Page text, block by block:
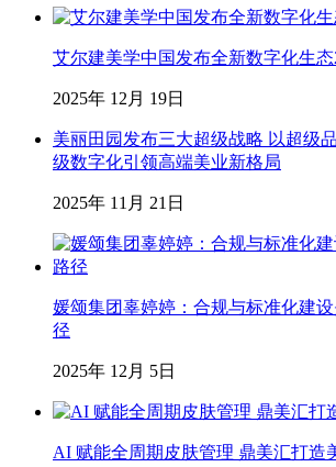
艾尔建美学中国发布全新数字化生态
2025年 12月 19日
美丽田园发布三大超级战略 以超级
级数字化引领高端美业新格局
2025年 11月 21日
媛颂集团辜婷婷：合规与标准化建
径
2025年 12月 5日
AI 赋能全周期皮肤管理 鼎美汇打造